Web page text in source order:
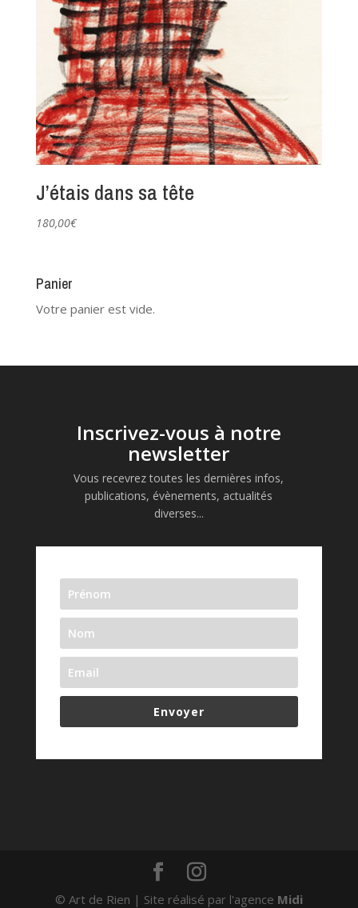
J’étais dans sa tête
180,00€
Panier
Votre panier est vide.
Inscrivez-vous à notre
newsletter
Vous recevrez toutes les dernières infos,
publications, évènements, actualités
diverses...
Envoyer
© Art de Rien | Site réalisé par l'agence Midi